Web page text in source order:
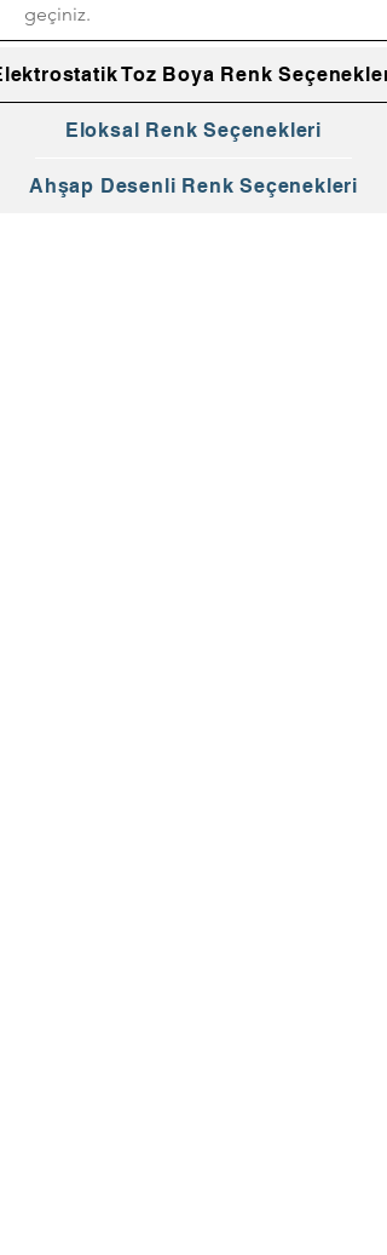
geçiniz.
Toz Boya Renk Seçenekleri
Eloksal Renk Seçenekleri
Ahşap Desenli Renk Seçenekleri